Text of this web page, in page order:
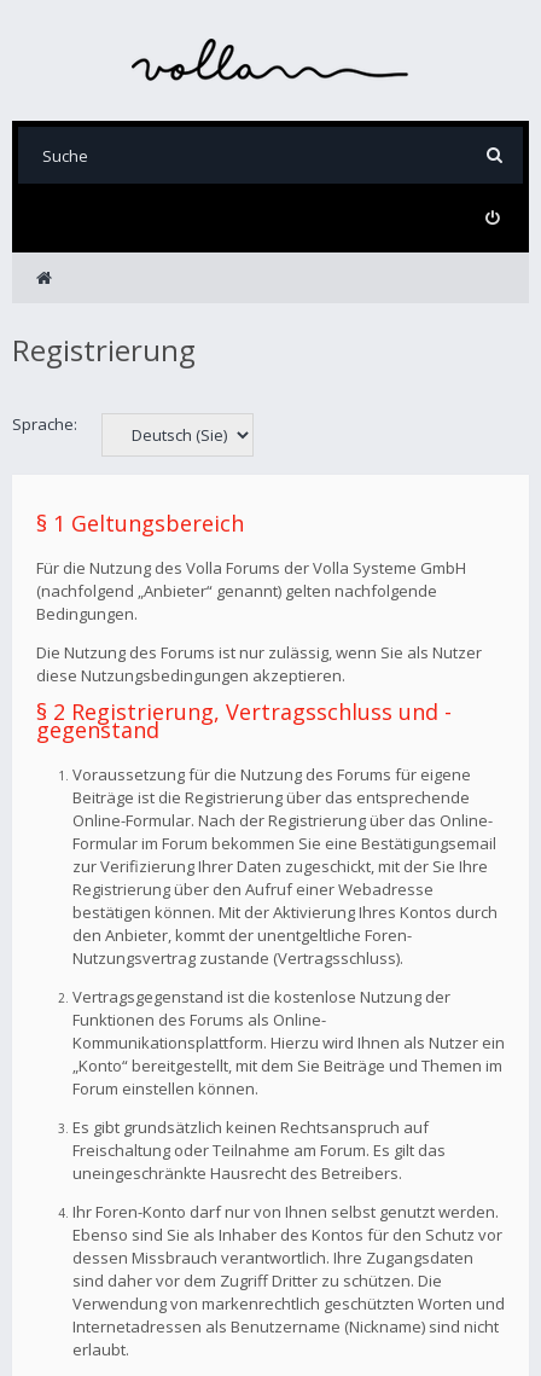
Registrierung
Sprache:
§ 1 Geltungsbereich
Für die Nutzung des Volla Forums der Volla Systeme GmbH
(nachfolgend „Anbieter“ genannt) gelten nachfolgende
Bedingungen.
Die Nutzung des Forums ist nur zulässig, wenn Sie als Nutzer
diese Nutzungsbedingungen akzeptieren.
§ 2 Registrierung, Vertragsschluss und -
gegenstand
Voraussetzung für die Nutzung des Forums für eigene
Beiträge ist die Registrierung über das entsprechende
Online-Formular. Nach der Registrierung über das Online-
Formular im Forum bekommen Sie eine Bestätigungsemail
zur Verifizierung Ihrer Daten zugeschickt, mit der Sie Ihre
Registrierung über den Aufruf einer Webadresse
bestätigen können. Mit der Aktivierung Ihres Kontos durch
den Anbieter, kommt der unentgeltliche Foren-
Nutzungsvertrag zustande (Vertragsschluss).
Vertragsgegenstand ist die kostenlose Nutzung der
Funktionen des Forums als Online-
Kommunikationsplattform. Hierzu wird Ihnen als Nutzer ein
„Konto“ bereitgestellt, mit dem Sie Beiträge und Themen im
Forum einstellen können.
Es gibt grundsätzlich keinen Rechtsanspruch auf
Freischaltung oder Teilnahme am Forum. Es gilt das
uneingeschränkte Hausrecht des Betreibers.
Ihr Foren-Konto darf nur von Ihnen selbst genutzt werden.
Ebenso sind Sie als Inhaber des Kontos für den Schutz vor
dessen Missbrauch verantwortlich. Ihre Zugangsdaten
sind daher vor dem Zugriff Dritter zu schützen. Die
Verwendung von markenrechtlich geschützten Worten und
Internetadressen als Benutzername (Nickname) sind nicht
erlaubt.